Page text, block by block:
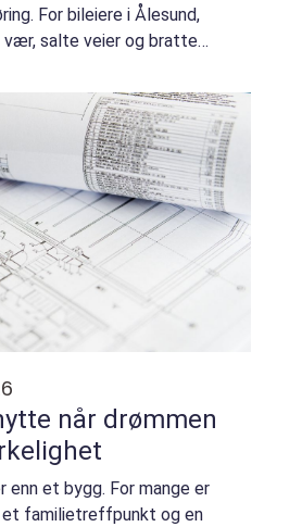
For bileiere i Ålesund,
salte veier og bratte
mer ut av både dek...
enn et bygg. For mange er
familietreffpunkt og en